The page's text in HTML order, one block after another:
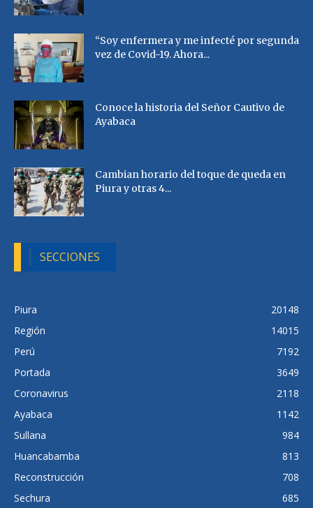
“Soy enfermera y me infecté por segunda
vez de Covid-19. Ahora...
Conoce la historia del Señor Cautivo de
Ayabaca
Cambian horario del toque de queda en
Piura y otras 4...
SECCIONES
Piura
20148
Región
14015
Perú
7192
Portada
3649
Coronavirus
2118
Ayabaca
1142
Sullana
984
Huancabamba
813
Reconstrucción
708
Sechura
685